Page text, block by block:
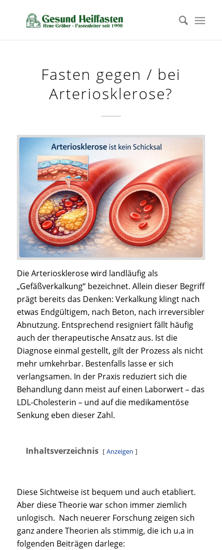
Fasten gegen / bei
Arteriosklerose?
Die Arteriosklerose wird landläufig als
„Gefäßverkalkung“ bezeichnet. Allein dieser Begriff
prägt bereits das Denken: Verkalkung klingt nach
etwas Endgültigem, nach Beton, nach irreversibler
Abnutzung. Entsprechend resigniert fällt häufig
auch der therapeutische Ansatz aus. Ist die
Diagnose einmal gestellt, gilt der Prozess als nicht
mehr umkehrbar. Bestenfalls lasse er sich
verlangsamen. In der Praxis reduziert sich die
Behandlung dann meist auf einen Laborwert – das
LDL-Cholesterin – und auf die medikamentöse
Senkung eben dieser Zahl.
Inhaltsverzeichnis Anzeigen
Diese Sichtweise ist bequem und auch etabliert.
Aber diese Theorie war schon immer ziemlich
unlogisch. Nach neuerer Forschung zeigen sich
ganz andere Theorien als stimmig, die ich u.a in
folgenden Beiträgen darlege: